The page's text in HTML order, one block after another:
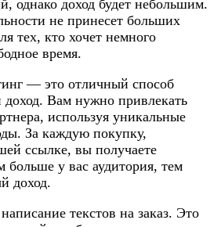
однако доход будет небольшим.
не принесет больших
тех, кто хочет немного
время.
— это отличный способ
доход. Вам нужно привлекать
используя уникальные
За каждую покупку,
ссылке, вы получаете
больше у вас аудитория, тем
доход.
текстов на заказ. Это